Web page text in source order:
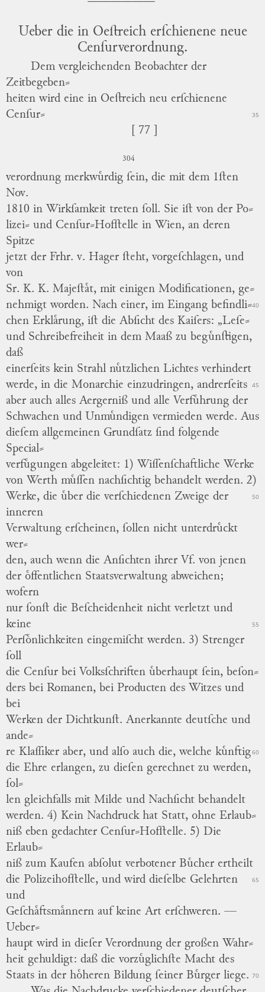
Ueber die in Oeſtreich erſchienene neue
Cenſurverordnung.
Dem vergleichenden Beobachter der
Zeitbegeben⸗
heiten wird eine in Oeſtreich neu erſchienene
Cenſur⸗ 35
[ 77 ]
304
verordnung merkwuͤrdig ſein, die mit dem 1ſten
Nov.
1810 in Wirkſamkeit treten ſoll. Sie iſt von der Po⸗
lizei⸗ und Cenſur⸗Hofſtelle in Wien, an deren
Spitze
jetzt der Frhr. v. Hager ſteht, vorgeſchlagen, und
von
Sr. K. K. Majeſtaͤt, mit einigen Modificationen, ge⸗
40
nehmigt worden. Nach einer, im Eingang befindli⸗
chen Erklaͤrung, iſt die Abſicht des Kaiſers: „Leſe⸗
und Schreibefreiheit in dem Maaß zu beguͤnſtigen,
daß
einerſeits kein Strahl nuͤtzlichen Lichtes verhindert
werde, in die Monarchie einzudringen, andrerſeits 45
aber auch alles Aergerniß und alle Verfuͤhrung der
Schwachen und Unmuͤndigen vermieden werde. Aus
dieſem allgemeinen Grundſatz ſind folgende
Special⸗
verfuͤgungen abgeleitet: 1) Wiſſenſchaftliche Werke
von Werth muͤſſen nachſichtig behandelt werden. 2)
50
Werke, die uͤber die verſchiedenen Zweige der
inneren
Verwaltung erſcheinen, ſollen nicht unterdruͤckt
wer⸗
den, auch wenn die Anſichten ihrer Vf. von jenen
der oͤffentlichen Staatsverwaltung abweichen;
wofern
nur ſonſt die Beſcheidenheit nicht verletzt und
keine
55
Perſoͤnlichkeiten eingemiſcht werden. 3) Strenger
ſoll
die Cenſur bei Volksſchriften uͤberhaupt ſein, beſon⸗
ders bei Romanen, bei Producten des Witzes und
bei
Werken der Dichtkunſt. Anerkannte deutſche und
ande⸗
re Klaſſiker aber, und alſo auch die, welche kuͤnftig60
die Ehre erlangen, zu dieſen gerechnet zu werden,
ſol⸗
len gleichfalls mit Milde und Nachſicht behandelt
werden. 4) Kein Nachdruck hat Statt, ohne Erlaub⸗
niß eben gedachter Cenſur⸗Hofſtelle. 5) Die
Erlaub⸗
niß zum Kaufen abſolut verbotener Buͤcher ertheilt
65
die Polizeihofſtelle, und wird dieſelbe Gelehrten
und
Geſchaͤftsmaͤnnern auf keine Art erſchweren. —
Ueber⸗
haupt wird in dieſer Verordnung der großen Wahr⸗
heit gehuldigt: daß die vorzuͤglichſte Macht des
Staats in der hoͤheren Bildung ſeiner Buͤrger liege. 70